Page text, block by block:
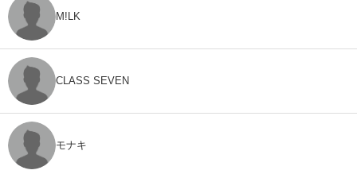
M!LK
CLASS SEVEN
モナキ